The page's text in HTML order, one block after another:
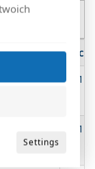
2011
2013
Settings